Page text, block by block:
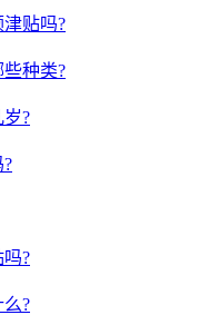
贴吗?
种类?
?
?
?